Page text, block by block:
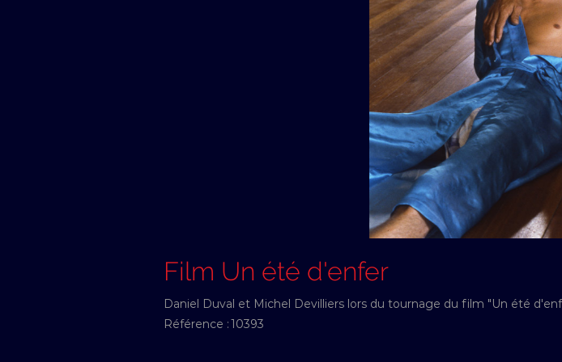
Film Un été d'enfer
Daniel Duval et Michel Devilliers lors du tournage du film "Un été
Référence :10393